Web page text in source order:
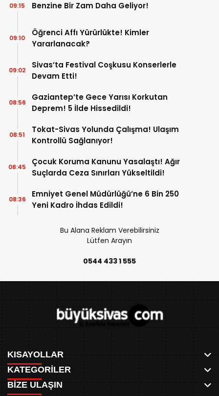
Benzine Bir Zam Daha Geliyor!
09:15
Öğrenci Affı Yürürlükte! Kimler
Yararlanacak?
09:10
Sivas’ta Festival Coşkusu Konserlerle
Devam Etti!
09:02
Gaziantep’te Gece Yarısı Korkutan
Deprem! 5 İlde Hissedildi!
08:56
Tokat-Sivas Yolunda Çalışma! Ulaşım
Kontrollü Sağlanıyor!
08:51
Çocuk Koruma Kanunu Yasalaştı! Ağır
Suçlarda Ceza Sınırları Yükseltildi!
08:45
Emniyet Genel Müdürlüğü’ne 6 Bin 250
Yeni Kadro İhdas Edildi!
08:36
Bu Alana Reklam Verebilirsiniz
Lütfen Arayın
0544 433 1 555
KISAYOLLAR
ANASAYFA
AKSU CANLI
KATEGORİLER
BİZE ULAŞIN